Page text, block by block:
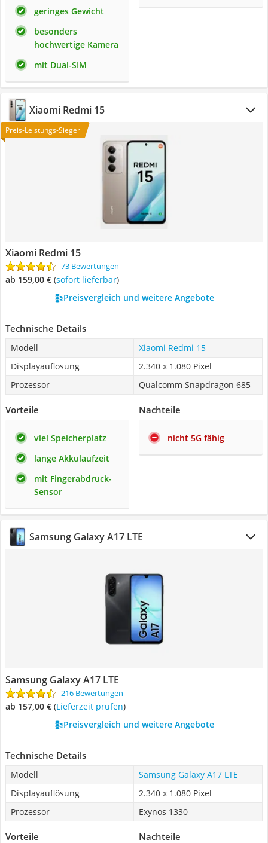
geringes Gewicht
besonders
hochwertige Kamera
mit Dual-SIM
Xiaomi Redmi 15
Preis-Leistungs-Sieger
Xiaomi Redmi 15
73 Bewertungen
ab 159,00 € ( Sofort lieferbar)
Preisvergleich und weitere Angebote
Technische Details
Modell
Xiaomi Redmi 15
Displayauflösung
2.340 x 1.080 Pixel
Prozessor
Qualcomm Snapdragon 685
Vorteile
viel Speicherplatz
lange Akkulaufzeit
mit Fingerabdruck-
Sensor
Nachteile
nicht 5G fähig
Samsung Galaxy A17 LTE
Samsung Galaxy A17 LTE
216 Bewertungen
ab 157,00 € (Lieferzeit prüfen)
Preisvergleich und weitere Angebote
Technische Details
Modell
Samsung Galaxy A17 LTE
Displayauflösung
2.340 x 1.080 Pixel
Prozessor
Exynos 1330
Vorteile Nachteile